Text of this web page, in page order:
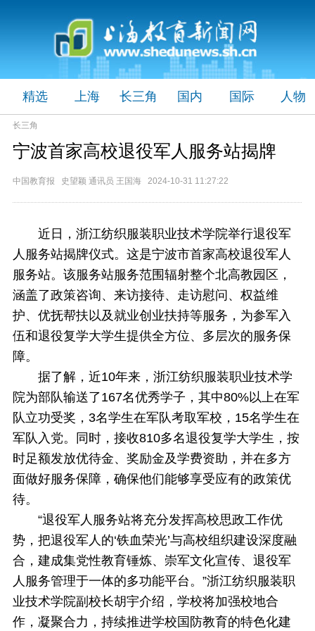
精选 上海 长三角 国内 国际 人物
长三角
宁波首家高校退役军人服务站揭牌
中国教育报 史望颖 通讯员 王国海 2024-10-31 11:27:22
近日，浙江纺织服装职业技术学院举行退役军
人服务站揭牌仪式。这是宁波市首家高校退役军人
服务站。该服务站服务范围辐射整个北高教园区，
涵盖了政策咨询、来访接待、走访慰问、权益维
护、优抚帮扶以及就业创业扶持等服务，为参军入
伍和退役复学大学生提供全方位、多层次的服务保
障。
据了解，近10年来，浙江纺织服装职业技术学
院为部队输送了167名优秀学子，其中80%以上在军
队立功受奖，3名学生在军队考取军校，15名学生在
军队入党。同时，接收810多名退役复学大学生，按
时足额发放优待金、奖励金及学费资助，并在多方
面做好服务保障，确保他们能够享受应有的政策优
待。
“退役军人服务站将充分发挥高校思政工作优
势，把退役军人的‘铁血荣光’与高校组织建设深度融
合，建成集党性教育锤炼、崇军文化宣传、退役军
人服务管理于一体的多功能平台。”浙江纺织服装职
业技术学院副校长胡宇介绍，学校将加强校地合
作，凝聚合力，持续推进学校国防教育的特色化建